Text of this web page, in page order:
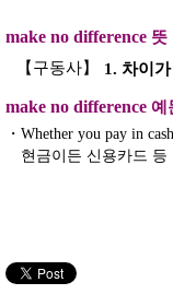
make no difference 뜻
【구동사】
1. 차이
make no difference 예
・ Whether you pay in
현금이든 신용카드